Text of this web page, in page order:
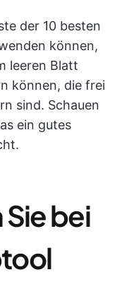
der 10 besten
können,
leeren Blatt
können, die frei
sind. Schauen
ein gutes
bei